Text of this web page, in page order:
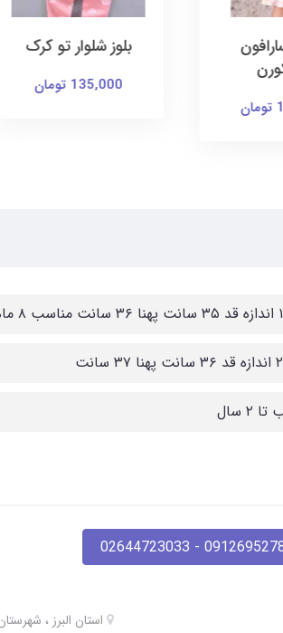
بلوز شلوار تو کرک
135,000 تومان
۲ سال
09126952780 -
استان البرز ،